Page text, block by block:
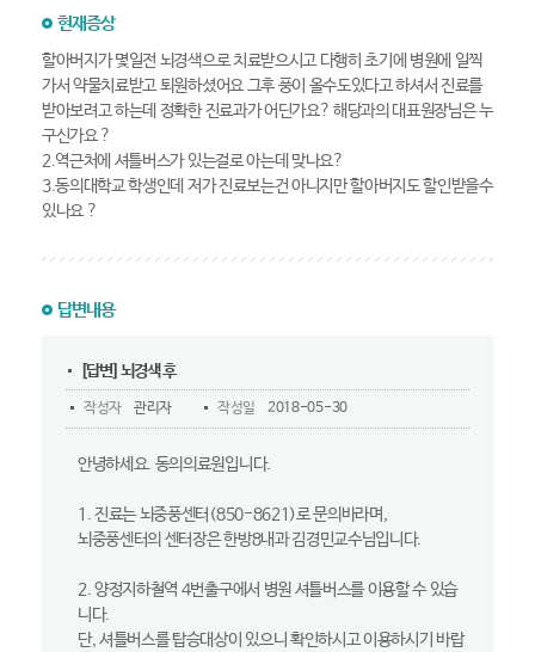
현재증상
할아버지가 몇일전 뇌경색으로 치료받으시고 다행히 초기에 병원에 일찍
가서 약물치료받고 퇴원하셨어요 그후 풍이 올수도있다고 하셔서 진료를
받아보려고 하는데 정확한 진료과가 어딘가요? 해당과의 대표원장님은 누
구신가요 ?
2.역근처에 셔틀버스가 있는걸로 아는데 맞나요?
3.동의대학교 학생인데 저가 진료보는건 아니지만 할아버지도 할인받을수
있나요 ?
답변내용
[답변] 뇌경색 후
작성자 관리자 작성일 2018-05-30
안녕하세요. 동의의료원입니다.
1. 진료는 뇌중풍센터(850-8621)로 문의바라며,
뇌중풍센터의 센터장은 한방8내과 김경민교수님입니다.
2. 양정지하철역 4번출구에서 병원 셔틀버스를 이용할 수 있습
니다.
단, 셔틀버스를 탑승대상이 있으니 확인하시고 이용하시기 바랍